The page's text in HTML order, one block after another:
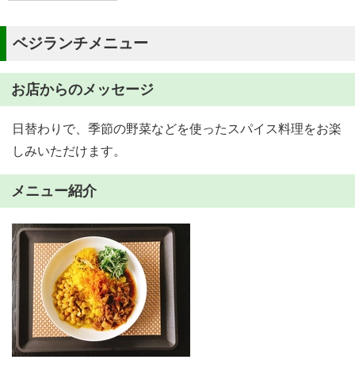
ベジランチメニュー
お店からのメッセージ
日替わりで、季節の野菜などを使ったスパイス料理をお楽
しみいただけます。
メニュー紹介